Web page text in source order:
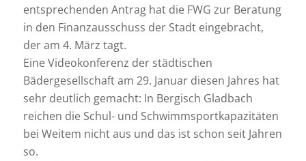
entsprechenden Antrag hat die FWG zur Beratung
in den Finanzausschuss der Stadt eingebracht,
der am 4. März tagt.
Eine Videokonferenz der städtischen
Bädergesellschaft am 29. Januar diesen Jahres hat
sehr deutlich gemacht: In Bergisch Gladbach
reichen die Schul- und Schwimmsportkapazitäten
bei Weitem nicht aus und das ist schon seit Jahren
so.